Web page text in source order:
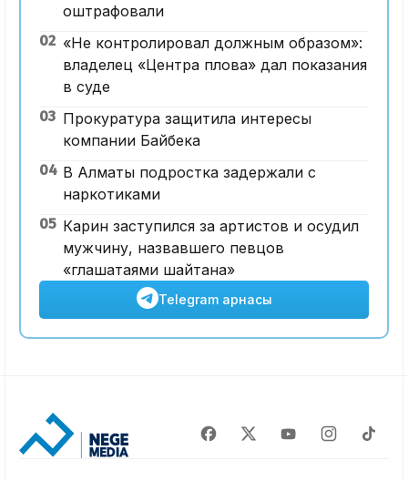
оштрафовали
02 «Не контролировал должным образом»:
владелец «Центра плова» дал показания
в суде
03 Прокуратура защитила интересы
компании Байбека
04 В Алматы подростка задержали с
наркотиками
05 Карин заступился за артистов и осудил
мужчину, назвавшего певцов
«глашатаями шайтана»
Telegram арнасы